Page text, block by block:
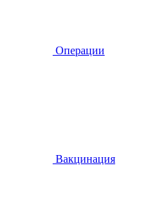
Операции
Вакцинация